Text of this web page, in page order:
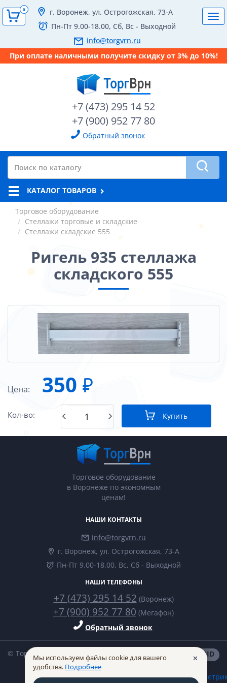
г. Воронеж, ул. Острогожская, 73-А
Пн-Пт 9.00-18.00, Сб, Вс - Выходной
info@torgvrn.ru
При оплате наличными получите скидку от 3% до 10%!
+7 (473) 295 14 52
+7 (900) 952 77 80
Обратный звонок
0
КАТАЛОГ ТОВАРОВ
Торговое оборудование
Стеллажи торговые и складские
Стеллажи складские 555
Ригель 935 стеллажа
складского 555
Цена: 350 ₽
Кол-во: Купить
Торговое оборудование
в Воронеже по экономным
ценам!
НАШИ КОНТАКТЫ
info@torgvrn.ru
г. Воронеж, ул. Острогожская, 73-А
Пн-Пт 9.00-18.00, Вс, Сб - Выходной
НАШИ ТЕЛЕФОНЫ
+7 (473) 295 14 52 (Воронеж)
+7 (900) 952 77 80 (Мегафон)
Обратный звонок
INTRID
© ТоргВрн 2014-2026
Мы используем файлы cookie для вашего
удобства. Подробнее
✕